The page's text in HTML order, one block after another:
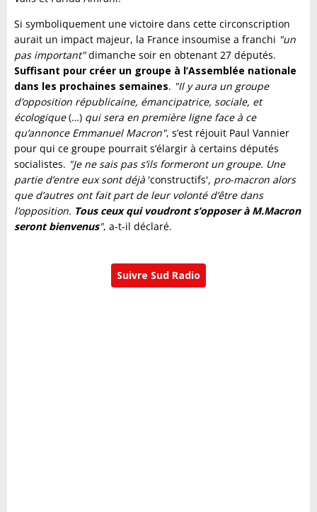
Si symboliquement une victoire dans cette circonscription
aurait un impact majeur, la France insoumise a franchi "un
pas important"dimanche soir en obtenant 27 députés.
Suffisant pour créer un groupe à l’Assemblée nationale
dans les prochaines semaines. "Il y aura un groupe
d’opposition républicaine, émancipatrice, sociale, et
écologique(…) qui sera en première ligne face à ce
qu’annonce Emmanuel Macron", s’est réjouit Paul Vannier
pour qui ce groupe pourrait s’élargir à certains députés
socialistes. "Je ne sais pas s’ils formeront un groupe. Une
partie d’entre eux sont déjà 'constructifs', pro-macron alors
que d’autres ont fait part de leur volonté d’être dans
l’opposition. Tous ceux qui voudront s’opposer à M.Macron
seront bienvenus", a-t-il déclaré.
Suivre Sud Radio